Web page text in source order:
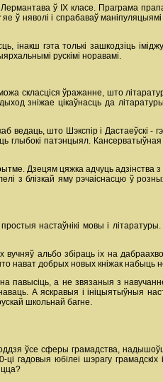
ў IX класе. Праграма
ў няволі і спрабаваў
гэта толькі зашкодзіць
рускімі норавамі.
скласціся ўражанне, што
зніжае цікаўнасць да
ведаць, што Шэкспір і Дастаеўскі -
патэнцыял. Кансерватыўная
Дзецям цяжка адчуць адзінства з
з блізкай яму рэчаіснасцю ў
настаўнікі мовы і літаратуры.
вучняў альбо збіраць іх на
нават добрых новых кніжак набыць
павысіць, а не звязаныя з
А яскравыя і ініцыятыўныя
школьнай багне.
ўсе сферы грамадства,
гадовыя юбілеі шэрагу грамадскіх